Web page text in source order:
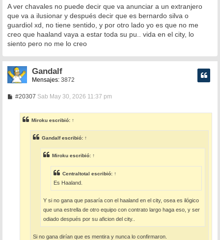
n
s
a
j
e
A ver chavales no puede decir que va anunciar a un extranjero
que va a ilusionar y después decir que es bernardo silva o
guardiol xd, no tiene sentido, y por otro lado yo es que no me
creo que haaland vaya a estar toda su pu.. vida en el city, lo
siento pero no me lo creo
Gandalf
Mensajes: 3872
#20307M
a
j
e
Sab May 30, 2026 11:37 pm
Miroku escribió: ↑
Gandalfescribió: ↑
Miroku escribió: ↑
Centraltotal escribió: ↑
Es Haaland.
Y si no gana que pasaría con el haaland en el city, osea es ilógico
que una estrella de otro equipo con contrato largo haga eso, y ser
odiado después por su aficion del city..
Si no gana dirían que es mentira y nunca lo confirmaron.